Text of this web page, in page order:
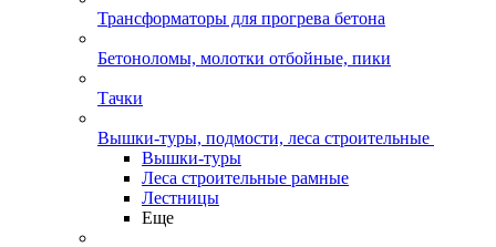
Трансформаторы для прогрева бетона
Бетоноломы, молотки отбойные, пики
Тачки
Вышки-туры, подмости, леса строительные
Вышки-туры
Леса строительные рамные
Лестницы
Еще